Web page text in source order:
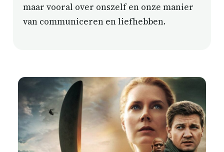
maar vooral over onszelf en onze manier
van communiceren en liefhebben.